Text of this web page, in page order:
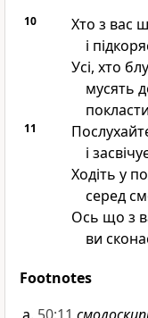
10
Хто з вас
і
Усі, хто
мусять
11
і
Ходіть у
серед
Ось що з
ви
Footnotes